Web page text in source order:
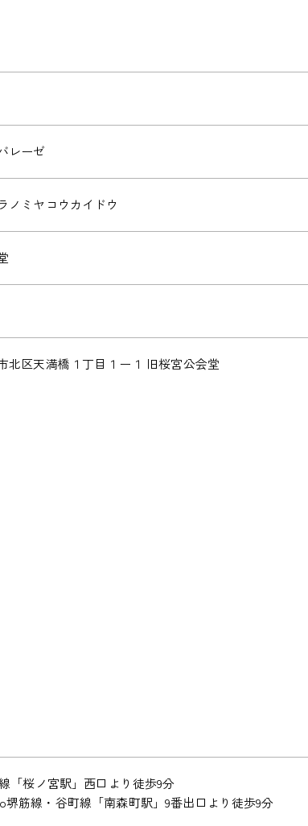
レーゼ
ノミヤコウカイドウ
北区天満橋１丁目１ー１ 旧桜宮公会堂
「桜ノ宮駅」西口より徒歩9分
堺筋線・谷町線「南森町駅」9番出口より徒歩9分